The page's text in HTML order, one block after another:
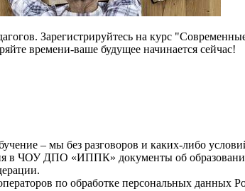
Зарегистрируйтесь на курс
времени-ваше будущее начинается сейчас!
– мы без разговоров и каких-либо
в ЧОУ ДПО «ИППК» документы об образовании
по обработке персональных данных